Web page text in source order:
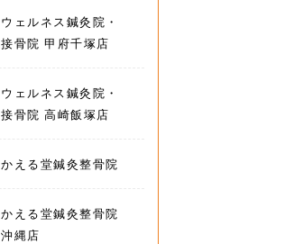
ウェルネス鍼灸院・
接骨院 甲府千塚店
ウェルネス鍼灸院・
接骨院 高崎飯塚店
かえる堂鍼灸整骨院
かえる堂鍼灸整骨院
沖縄店